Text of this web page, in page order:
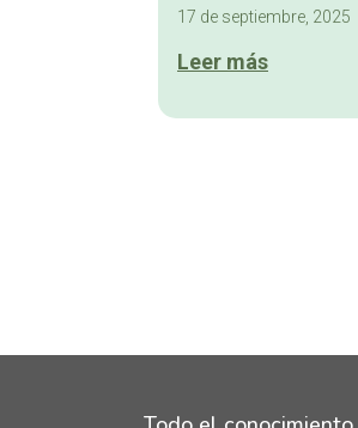
17 de septiembre, 2025
Leer más